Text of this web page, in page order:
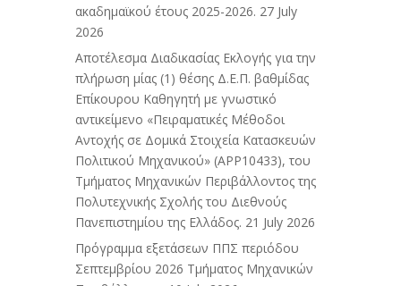
ακαδημαϊκού έτους 2025-2026. 27 July
2026
Αποτέλεσμα Διαδικασίας Εκλογής για την
πλήρωση μίας (1) θέσης Δ.Ε.Π. βαθμίδας
Επίκουρου Καθηγητή με γνωστικό
αντικείμενο «Πειραματικές Μέθοδοι
Αντοχής σε Δομικά Στοιχεία Κατασκευών
Πολιτικού Μηχανικού» (APP10433), του
Τμήματος Μηχανικών Περιβάλλοντος της
Πολυτεχνικής Σχολής του Διεθνούς
Πανεπιστημίου της Ελλάδος. 21 July 2026
Πρόγραμμα εξετάσεων ΠΠΣ περιόδου
Σεπτεμβρίου 2026 Τμήματος Μηχανικών